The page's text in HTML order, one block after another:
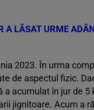
A LĂSAT URME
2023. În urma
de aspectul fizic.
acumulat în jur de 5
jignitoare. Acum a